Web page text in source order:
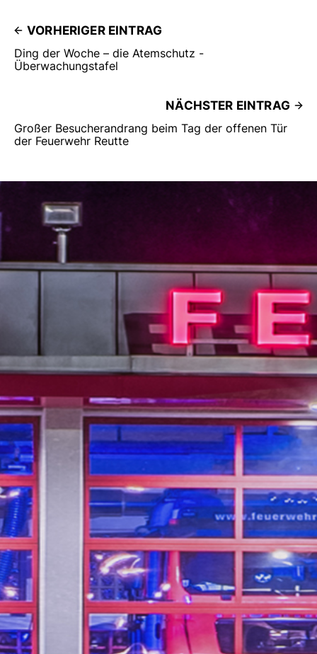
VORHERIGER EINTRAG
Ding der Woche – die Atemschutz -
Überwachungstafel
NÄCHSTER EINTRAG
Großer Besucherandrang beim Tag der offenen Tür
der Feuerwehr Reutte